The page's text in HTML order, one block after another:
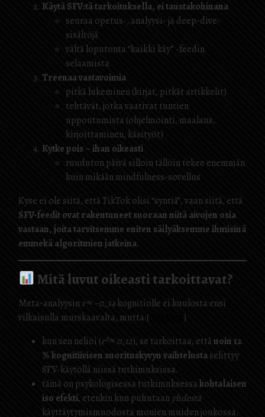
Käytä SFV:tä tarkoituksella, ei taustakohinana
seuraa opetus-, analyysi- ja deep-dive-
sisältöjä
vältä loputonta “kaikki käy” -feedin
selaamista
Treenaa vastavoimia
pitkä lukeminen (kirjat, pitkät artikkelit)
tehtävät, jotka vaativat tuntien
uppoutumista (ohjelmointi, maalaus,
kirjoittaminen, käsityöt)
Kytke pois – ihan oikeasti
ruuduton päivä silloin tällöin tekee enemmän
kuin mikään mindfulness-sovellus
Kyse ei ole siitä, että TikTok olisi “syntiä”, vaan siitä, että
SFV-feedit ovat rakentuneet suoraan niitä aivojen osia
vastaan, joita tarvitsemme eniten säilyäksemme ihmisinä
emmekä algoritmien jatkeina.
Mitä luvut oikeasti tarkoittavat?
Meta-analyysinr ≈ −0,34kognitiolle ei kuulosta ensi
vilkaisulla murskaavalta, mutta:(
)
kun sen neliöi (r² ≈ 0,12), se tarkoittaa, ettänoin 12
% kognitiivisen suorituskyvyn vaihtelustaselittyy
SFV-käytöllä niissä tutkimuksissa.
tämä on psykologisessa tutkimuksessakohtalaisen
iso efekti, etenkin kun puhutaan yhdestä
käyttäytymismuodosta monien muiden joukossa.